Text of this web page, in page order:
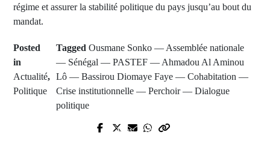
régime et assurer la stabilité politique du pays jusqu’au bout du
mandat.
Posted
in
Actualité,
Politique
Tagged Ousmane Sonko — Assemblée nationale
— Sénégal — PASTEF — Ahmadou Al Aminou
Lô — Bassirou Diomaye Faye — Cohabitation —
Crise institutionnelle — Perchoir — Dialogue
politique
Prev Post